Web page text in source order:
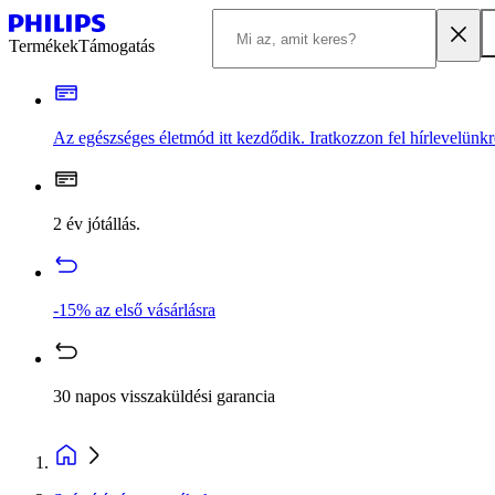
TermékekTámogatás
Az egészséges életmód itt kezdődik. Iratkozzon fel
2 év jótállás.
-15% az első vásárlásra
30 napos visszaküldési garancia